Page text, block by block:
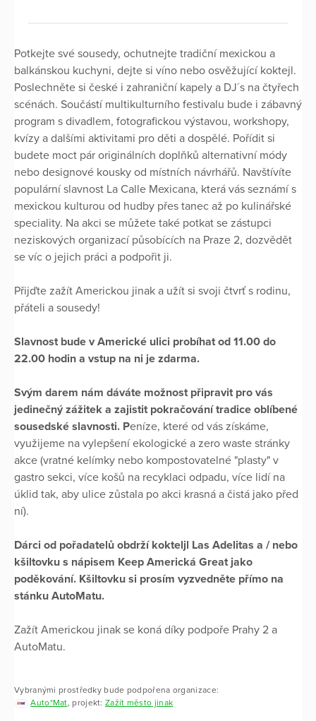
Potkejte své sousedy, ochutnejte tradiční mexickou a
balkánskou kuchyni, dejte si víno nebo osvěžující koktejl.
Poslechněte si české i zahraniční kapely a DJ´s na čtyřech
scénách. Součástí multikulturního festivalu bude i zábavný
program s divadlem, fotografickou výstavou, workshopy,
kvízy a dalšími aktivitami pro děti a dospělé. Pořídit si
budete moct pár originálních doplňků alternativní módy
nebo designové kousky od místních návrhářů. Navštívíte
populární slavnost La Calle Mexicana, která vás seznámí s
mexickou kulturou od hudby přes tanec až po kulinářské
speciality. Na akci se můžete také potkat se zástupci
neziskových organizací působících na Praze 2, dozvědět
se víc o jejich práci a podpořit ji.
Přijďte zažít Americkou jinak a užít si svoji čtvrť s rodinu,
přáteli a sousedy!
Slavnost bude v Americké ulici probíhat od 11.00 do
22.00 hodin a vstup na ni je zdarma.
Svým darem nám dáváte možnost připravit pro vás
jedinečný zážitek a zajistit pokračování tradice oblíbené
sousedské slavnosti. Peníze, které od vás získáme,
využijeme na vylepšení ekologické a zero waste stránky
akce (vratné kelímky nebo kompostovatelné "plasty" v
gastro sekci, více košů na recyklaci odpadu, více lidí na
úklid tak, aby ulice zůstala po akci krasná a čistá jako před
ní).
Dárci od pořadatelů obdrží kokteljl Las Adelitas a / nebo
kšiltovku s nápisem Keep Americká Great jako
poděkování. Kšiltovku si prosím vyzvedněte přímo na
stánku AutoMatu.
Zažít Americkou jinak se koná díky podpoře Prahy 2 a
AutoMatu.
Vybranými prostředky bude podpořena organizace:
Auto*Mat , projekt:Zažít město jinak